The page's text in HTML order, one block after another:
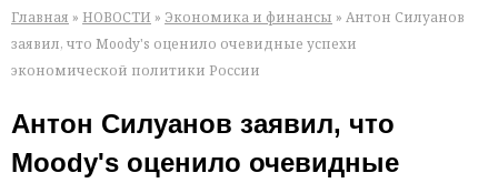
Главная » НОВОСТИ » Экономика и финансы » Антон Силуанов
заявил, что Moody's оценило очевидные успехи
экономической политики России
Антон Силуанов заявил, что
Moody's оценило очевидные